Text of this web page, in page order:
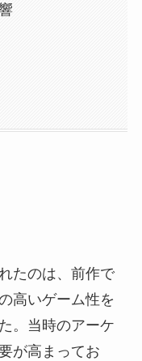
たのは、前作で
高いゲーム性を
。当時のアーケ
が高まってお